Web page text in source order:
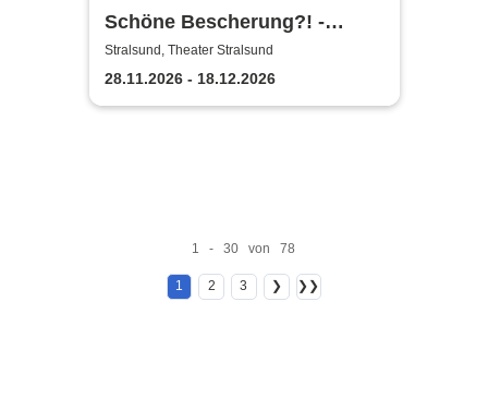
Schöne Bescherung?! -
Theater Vorpommern
Stralsund, Theater Stralsund
28.11.2026 - 18.12.2026
1 - 30 von 78
1 2 3 ❯ ❯❯